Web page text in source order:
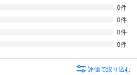
0件
0件
0件
0件
評価で絞り込む